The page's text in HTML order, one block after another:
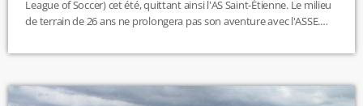
League of Soccer) cet été, quittant ainsi l'AS Saint-Étienne. Le milieu
de terrain de 26 ans ne prolongera pas son aventure avec l'ASSE.
prévu pour être renouvelé, aucune prolongation n'a finalement été
rejoindre les Etats-Unis. E.F